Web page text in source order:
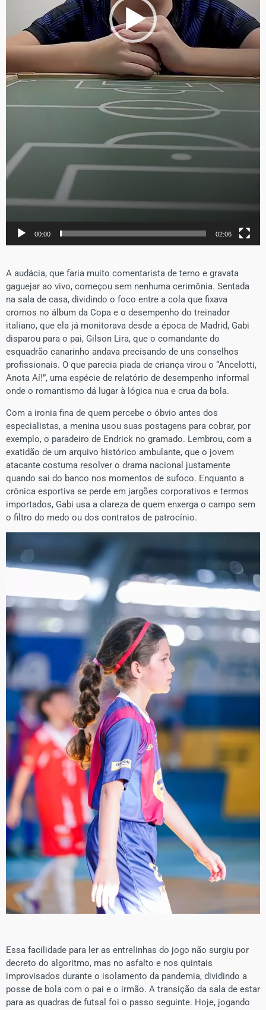
00:00 02:06
A audácia, que faria muito comentarista de terno e gravata
gaguejar ao vivo, começou sem nenhuma cerimônia. Sentada
na sala de casa, dividindo o foco entre a cola que fixava
cromos no álbum da Copa e o desempenho do treinador
italiano, que ela já monitorava desde a época de Madrid, Gabi
disparou para o pai, Gilson Lira, que o comandante do
esquadrão canarinho andava precisando de uns conselhos
profissionais. O que parecia piada de criança virou o “Ancelotti,
Anota Aí!”, uma espécie de relatório de desempenho informal
onde o romantismo dá lugar à lógica nua e crua da bola.
Com a ironia fina de quem percebe o óbvio antes dos
especialistas, a menina usou suas postagens para cobrar, por
exemplo, o paradeiro de Endrick no gramado. Lembrou, com a
exatidão de um arquivo histórico ambulante, que o jovem
atacante costuma resolver o drama nacional justamente
quando sai do banco nos momentos de sufoco. Enquanto a
crônica esportiva se perde em jargões corporativos e termos
importados, Gabi usa a clareza de quem enxerga o campo sem
o filtro do medo ou dos contratos de patrocínio.
Essa facilidade para ler as entrelinhas do jogo não surgiu por
decreto do algoritmo, mas no asfalto e nos quintais
improvisados durante o isolamento da pandemia, dividindo a
posse de bola com o pai e o irmão. A transição da sala de estar
para as quadras de futsal foi o passo seguinte. Hoje, jogando